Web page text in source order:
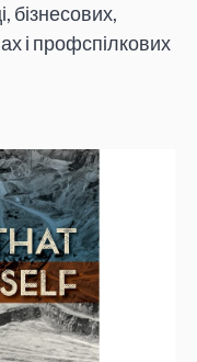
бізнесових,
і профспілкових